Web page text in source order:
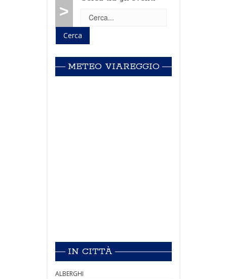
>
METEO VIAREGGIO
IN CITTÀ
ALBERGHI